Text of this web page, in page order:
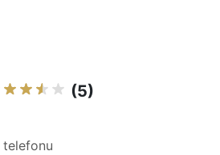
(5)
telefonu